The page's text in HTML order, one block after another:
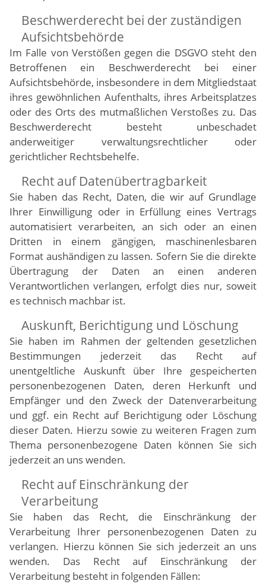
Beschwerde­recht bei der zuständigen
Aufsichts­behörde
Im Falle von Verstößen gegen die DSGVO steht den
Betroffenen ein Beschwerderecht bei einer
Aufsichtsbehörde, insbesondere in dem Mitgliedstaat
ihres gewöhnlichen Aufenthalts, ihres Arbeitsplatzes
oder des Orts des mutmaßlichen Verstoßes zu. Das
Beschwerderecht besteht unbeschadet
anderweitiger verwaltungsrechtlicher oder
gerichtlicher Rechtsbehelfe.
Recht auf Daten­übertrag­barkeit
Sie haben das Recht, Daten, die wir auf Grundlage
Ihrer Einwilligung oder in Erfüllung eines Vertrags
automatisiert verarbeiten, an sich oder an einen
Dritten in einem gängigen, maschinenlesbaren
Format aushändigen zu lassen. Sofern Sie die direkte
Übertragung der Daten an einen anderen
Verantwortlichen verlangen, erfolgt dies nur, soweit
es technisch machbar ist.
Auskunft, Berichtigung und Löschung
Sie haben im Rahmen der geltenden gesetzlichen
Bestimmungen jederzeit das Recht auf
unentgeltliche Auskunft über Ihre gespeicherten
personenbezogenen Daten, deren Herkunft und
Empfänger und den Zweck der Datenverarbeitung
und ggf. ein Recht auf Berichtigung oder Löschung
dieser Daten. Hierzu sowie zu weiteren Fragen zum
Thema personenbezogene Daten können Sie sich
jederzeit an uns wenden.
Recht auf Einschränkung der
Verarbeitung
Sie haben das Recht, die Einschränkung der
Verarbeitung Ihrer personenbezogenen Daten zu
verlangen. Hierzu können Sie sich jederzeit an uns
wenden. Das Recht auf Einschränkung der
Verarbeitung besteht in folgenden Fällen: